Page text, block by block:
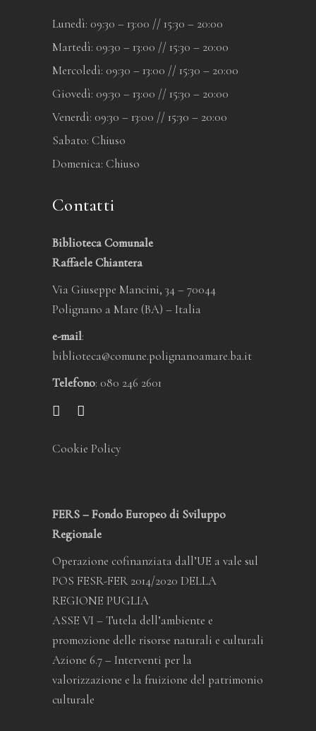
Lunedì: 09:30 – 13:00 // 15:30 – 20:00
Martedì: 09:30 – 13:00 // 15:30 – 20:00
Mercoledì: 09:30 – 13:00 // 15:30 – 20:00
Giovedì: 09:30 – 13:00 // 15:30 – 20:00
Venerdì: 09:30 – 13:00 // 15:30 – 20:00
Sabato: Chiuso
Domenica: Chiuso
Contatti
Biblioteca Comunale
Raffaele Chiantera
Via Giuseppe Mancini, 34 – 70044
Polignano a Mare (BA) – Italia
e-mail:
biblioteca@comune.polignanoamare.ba.it
Telefono: 080 246 2601
Cookie Policy
FERS – Fondo Europeo di Sviluppo
Regionale
Operazione cofinanziata dall’UE a vale sul
POS FESR-FER 2014/2020 DELLA
REGIONE PUGLIA
ASSE VI – Tutela dell’ambiente e
promozione delle risorse naturali e culturali
Azione 6.7 – Interventi per la
valorizzazione e la fruizione del patrimonio
culturale